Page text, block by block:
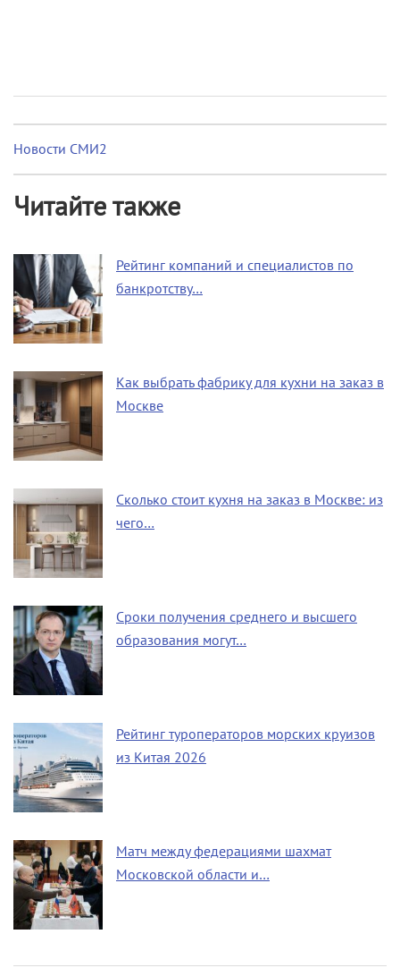
Новости СМИ2
Читайте также
Рейтинг компаний и специалистов по
банкротству…
Как выбрать фабрику для кухни на заказ в
Москве
Сколько стоит кухня на заказ в Москве: из
чего…
Сроки получения среднего и высшего
образования могут…
Рейтинг туроператоров морских круизов
из Китая 2026
Матч между федерациями шахмат
Московской области и…